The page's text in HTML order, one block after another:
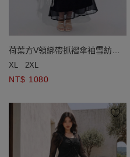
荷葉方V領綁帶抓褶傘袖雪紡長
洋裝
XL 2XL
NT$ 1080